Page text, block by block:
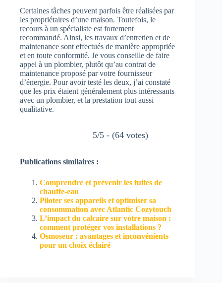
Certaines tâches peuvent parfois être réalisées par
les propriétaires d’une maison. Toutefois, le
recours à un spécialiste est fortement
recommandé. Ainsi, les travaux d’entretien et de
maintenance sont effectués de manière appropriée
et en toute conformité. Je vous conseille de faire
appel à un plombier, plutôt qu’au contrat de
maintenance proposé par votre fournisseur
d’énergie. Pour avoir testé les deux, j’ai constaté
que les prix étaient généralement plus intéressants
avec un plombier, et la prestation tout aussi
qualitative.
5/5 - (64 votes)
Publications similaires :
Comprendre et prévenir les fuites de
chauffe-eau
Piloter ses appareils et optimiser sa
consommation avec Atlantic Cozytouch
L’impact du calcaire sur votre maison :
comment protéger vos installations ?
Osmoseur : avantages et inconvénients
pour un choix éclairé